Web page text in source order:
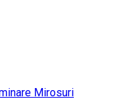
Mirosuri